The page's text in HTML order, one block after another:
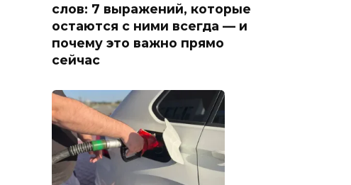
слов: 7 выражений, которые
остаются с ними всегда — и
почему это важно прямо
сейчас